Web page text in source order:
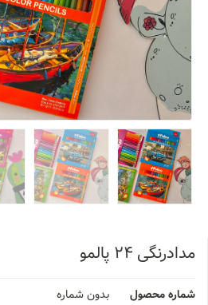
مدادرنگی ۲۴ پالمو
شماره محصول
بدون شماره